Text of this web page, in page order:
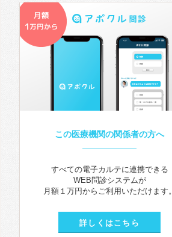
この医療機関の関係者の方へ
すべての電子カルテに連携できる
WEB問診システムが
月額１万円からご利用いただけます。
詳しくはこちら